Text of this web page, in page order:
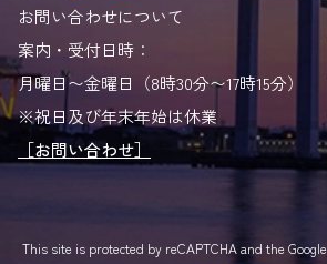
お問い合わせについて
案内・受付日時：
月曜日〜金曜日（8時30分〜17時15分）
※祝日及び年末年始は休業
［お問い合わせ］
This site is protected by reCAPTCHA and the Google